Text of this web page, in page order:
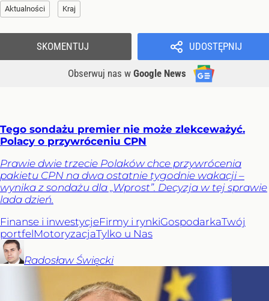
Aktualności Kraj
UDOSTĘPNIJ
Obserwuj nas w Google News
SKOMENTUJ
Tego sondażu premier nie może zlekceważyć.
Polacy o przywróceniu CPN
Prawie dwie trzecie Polaków chce przywrócenia
pakietu CPN na dwa ostatnie tygodnie wakacji –
wynika z sondażu dla „Wprost”. Decyzja w tej sprawie
lada dzień.
Finanse i inwestycjeFirmy i rynkiGospodarkaTwój
portfelMotoryzacjaTylko u Nas
Radosław Święcki